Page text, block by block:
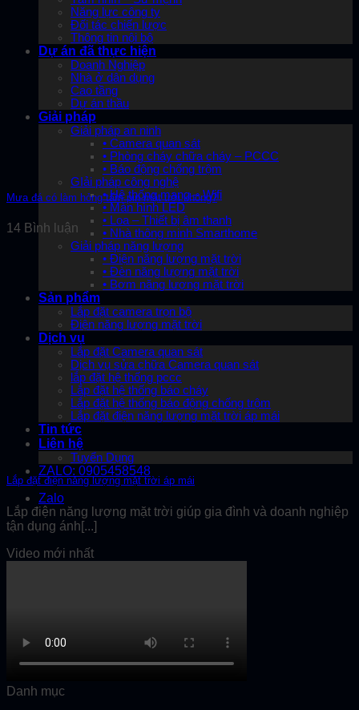
Năng lực công ty
Đối tác chiến lược
Thông tin nội bộ
Dự án đã thực hiện
Doanh Nghiệp
Nhà ở dân dụng
Cao tầng
Dự án thầu
Giải pháp
Giải pháp an ninh
• Camera quan sát
• Phòng cháy chữa cháy – PCCC
• Báo động chống trộm
GIải pháp công nghệ
• Hệ thống mạng – Wifi
• Màn hình LED
• Loa – Thiết bị âm thanh
• Nhà thông minh Smarthome
Giải pháp năng lượng
• Điện năng lượng mặt trời
• Đèn năng lượng mặt trời
• Bơm năng lượng mặt trời
Sản phẩm
Lắp đặt camera trọn bộ
Điện năng lượng mặt trời
Dịch vụ
Lắp đặt Camera quan sát
Dịch vụ sửa chữa Camera quan sát
lắp đặt hệ thống pccc
Lắp đặt hệ thống báo cháy
Lắp đặt hệ thống báo động chống trộm
Lắp đặt điện năng lượng mặt trời áp mái
Tin tức
Liên hệ
Tuyển Dụng
ZALO: 0905458548
Zalo
Mưa đá có làm hỏng tấm pin mặt trời không?
14 Bình luận
Lắp đặt điện năng lượng mặt trời áp mái
Lắp điện năng lượng mặt trời giúp gia đình và doanh nghiệp
tận dụng ánh[...]
Video mới nhất
Danh mục